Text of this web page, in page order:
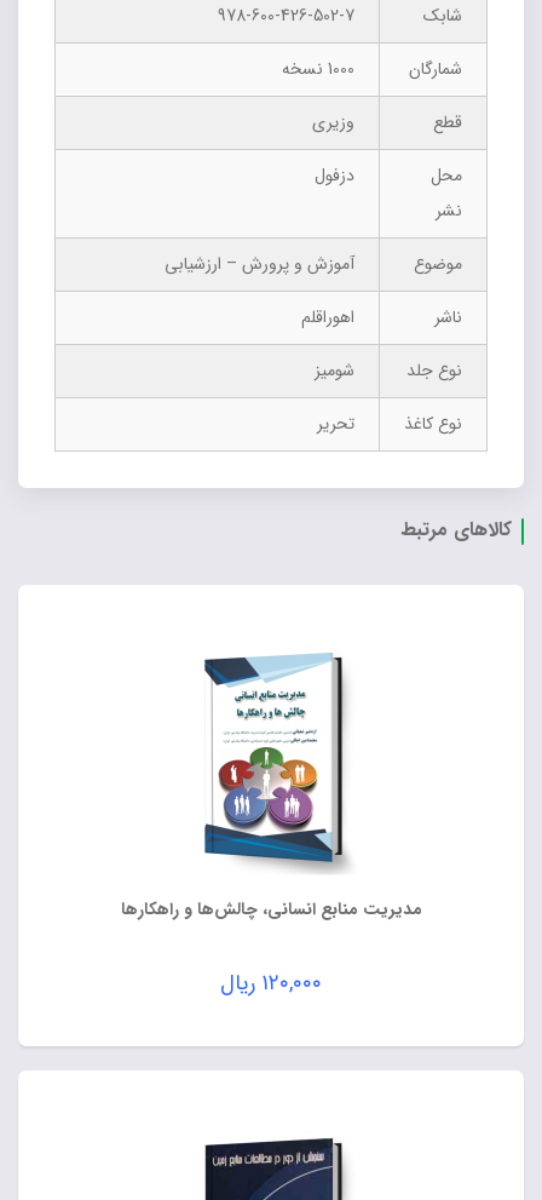
شابک
978-600-426-502-7
شمارگان
1000 نسخه
قطع
وزیری
محل
نشر
دزفول
موضوع
آموزش و پرورش – ارزشیابی
ناشر
اهوراقلم
نوع جلد
شومیز
نوع کاغذ
تحریر
کالاهای مرتبط
مدیریت منابع انسانی، چالش‌ها و راهکارها
۱۲۰,۰۰۰ ریال